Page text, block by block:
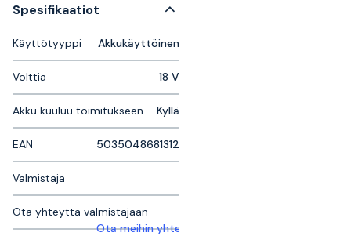
Spesifikaatiot
Käyttötyyppi Akkukäyttöinen
Volttia 18 V
Akku kuuluu toimitukseen Kyllä
EAN 5035048681312
Valmistaja
Ota yhteyttä valmistajaan
Ota meihin yhteyttä saadaksesi lisätietoja